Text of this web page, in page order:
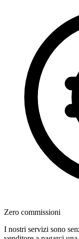
Zero commissioni
I nostri servizi sono